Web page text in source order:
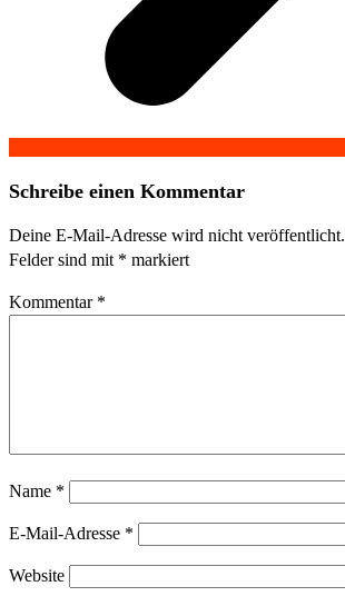
Schreibe einen Kommentar
Deine E-Mail-Adresse wird nicht veröffentlicht.
Felder sind mit * markiert
Kommentar *
Name *
E-Mail-Adresse *
Website